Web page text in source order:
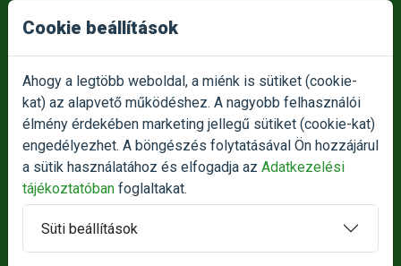
Amennyiben nem éri el azonnal ügyfélszolgálatunk,
Átvételi pont nyitvatartása:
Hétfőtől - Csütörtökig:10:00 - 16:00
Pénteken: 10:00-14:00
Szombaton:Zárva
Vasárnap: Zárva
Termék reklamáció bejelentése
Cookie beállítások
Ahogy a legtöbb weboldal, a miénk is sütiket (cookie-
kat) az alapvető működéshez. A nagyobb felhasználói
élmény érdekében marketing jellegű sütiket (cookie-kat)
engedélyezhet. A böngészés folytatásával Ön hozzájárul
a sütik használatához és elfogadja az Adatkezelési
tájékoztatóban foglaltakat.
Süti beállítások